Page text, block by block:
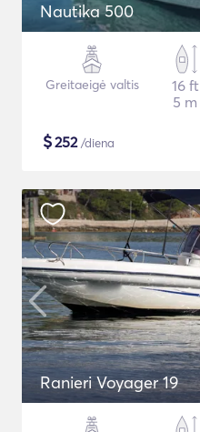
Nautika 500
Greitaeigė valtis
16 ft
5 m
$252/diena
Ranieri Voyager 19